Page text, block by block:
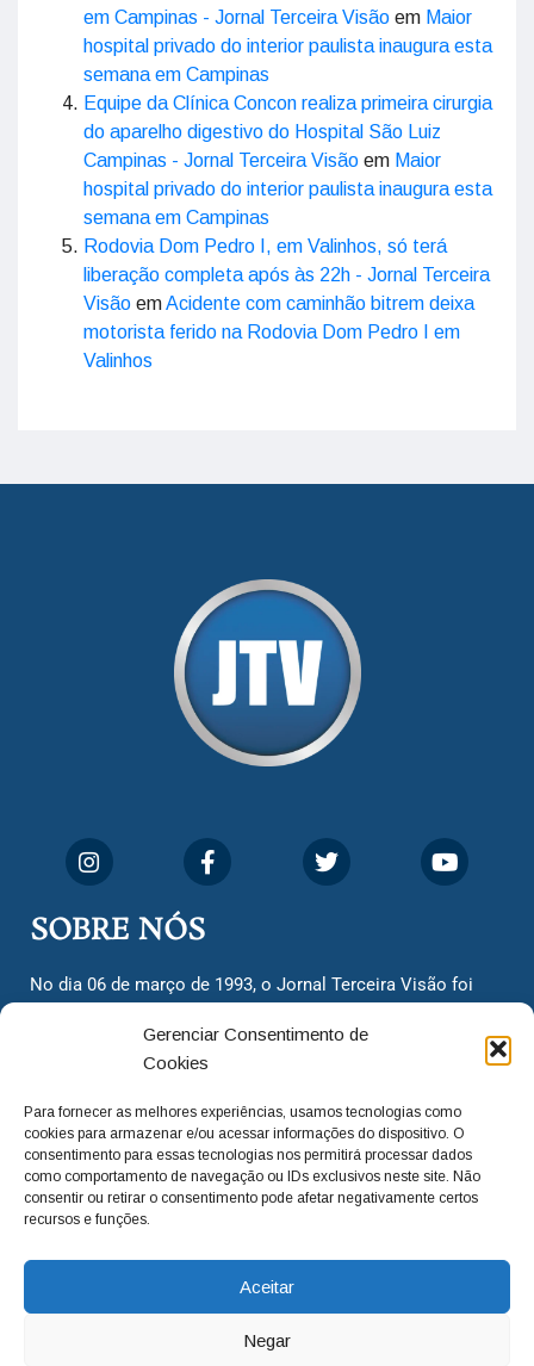
Gerenciar Consentimento de
Cookies
Para fornecer as melhores experiências, usamos tecnologias como
cookies para armazenar e/ou acessar informações do dispositivo. O
consentimento para essas tecnologias nos permitirá processar dados
como comportamento de navegação ou IDs exclusivos neste site. Não
consentir ou retirar o consentimento pode afetar negativamente certos
recursos e funções.
Aceitar
Negar
em Campinas - Jornal Terceira Visão em Maior
hospital privado do interior paulista inaugura esta
semana em Campinas
Equipe da Clínica Concon realiza primeira cirurgia
do aparelho digestivo do Hospital São Luiz
Campinas - Jornal Terceira Visão em Maior
hospital privado do interior paulista inaugura esta
semana em Campinas
Rodovia Dom Pedro I, em Valinhos, só terá
liberação completa após às 22h - Jornal Terceira
Visão emAcidente com caminhão bitrem deixa
motorista ferido na Rodovia Dom Pedro I em
Valinhos
SOBRE NÓS
No dia 06 de março de 1993, o Jornal Terceira Visão foi
cidadãos valinhenses, já que naquela época só existiam
dois jornais. Há mais de 30 anos, o jornal continua
com o foco de trazer as melhores notícias. Nunca
deixamos de lado as necessidades do cidadão, sempre
questionando os órgãos públicos em busca de melhorias
para a cidade e sempre cobrando resoluções para casos
adm@jtv.com.br
(19) 3929-6225